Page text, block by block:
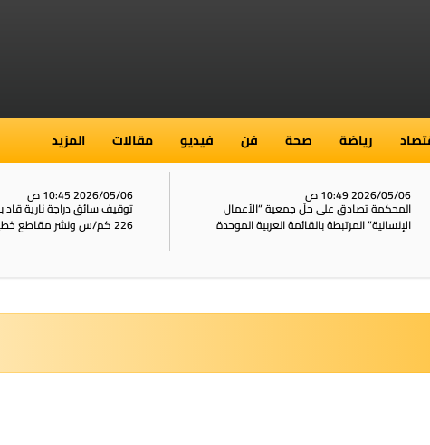
رياضة صحة فن فيديو مقالات المزيد
2026/05/06 10:49 ص
المحكمة تصادق على حلّ جمعية “الأعمال
الإنسانية” المرتبطة بالقائمة العربية الموحدة
2026/05/06 10:45 ص
توقيف سائق دراجة نارية
226 كم/س ونشر مقاطع خطيرة على الشبكات